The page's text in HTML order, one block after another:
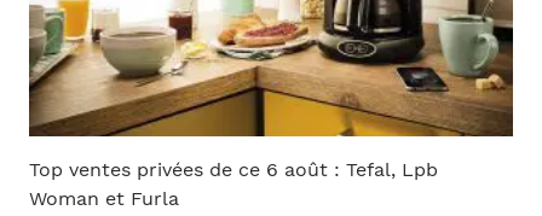
Top ventes privées de ce 6 août : Tefal, Lpb
Woman et Furla